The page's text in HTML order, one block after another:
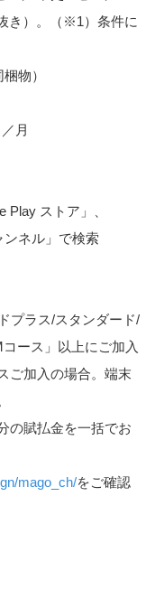
き）。（※1）条件に
物）
月
Play ストア」、
ンネル」で検索
プラス/スタンダード/
ース」以上にご加入
ご加入の場合。端末
の賦払金を一括でお
mago_ch/をご確認